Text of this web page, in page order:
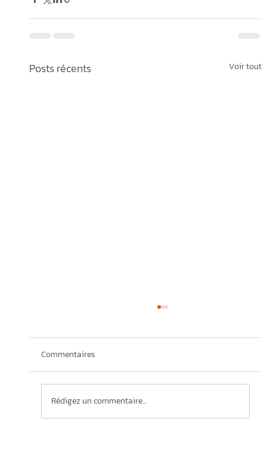
Posts récents Voir tout
Commentaires
Rédigez un commentaire...